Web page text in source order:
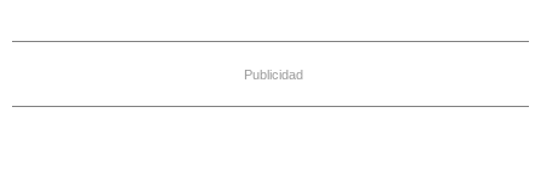
Publicidad